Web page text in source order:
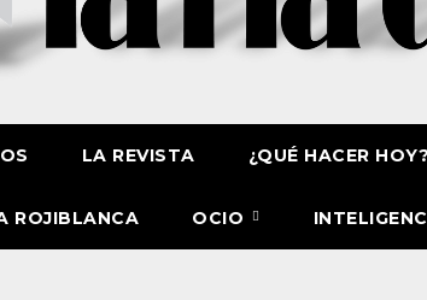
LA REVISTA ¿QUÉ HACER HOY?
ROJIBLANCA OCIO